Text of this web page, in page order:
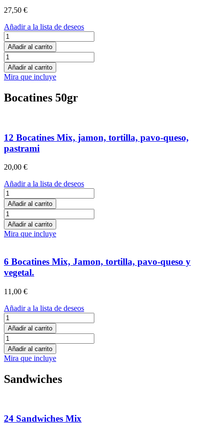
mar
27,50 €
Añadir a la lista de deseos
Bandeja
de
18
mini
brioche/
mini
de
Añadir al carrito
Bandeja
de
18
mini
mini
cantidad
Añadir al carrito
Mira que incluye
Bocatines 50gr
12 Bocatines Mix, jamon, tortilla, pavo-queso,
pastrami
20,00 €
Añadir a la lista de deseos
12
Bocatines
Mix,
jamon,
tortilla,
pavo-
cantidad
Añadir al carrito
12
Bocatines
Mix,
jamon,
pavo-
queso,
pastrami
Añadir al carrito
Mira que incluye
6 Bocatines Mix, Jamon, tortilla, pavo-queso y
vegetal.
11,00 €
Añadir a la lista de deseos
6
Bocatines
Mix,
Jamon,
tortilla,
pavo-
y
Añadir al carrito
6
Bocatines
Mix,
Jamon,
pavo-
cantidad
Añadir al carrito
Mira que incluye
Sandwiches
24 Sandwiches Mix